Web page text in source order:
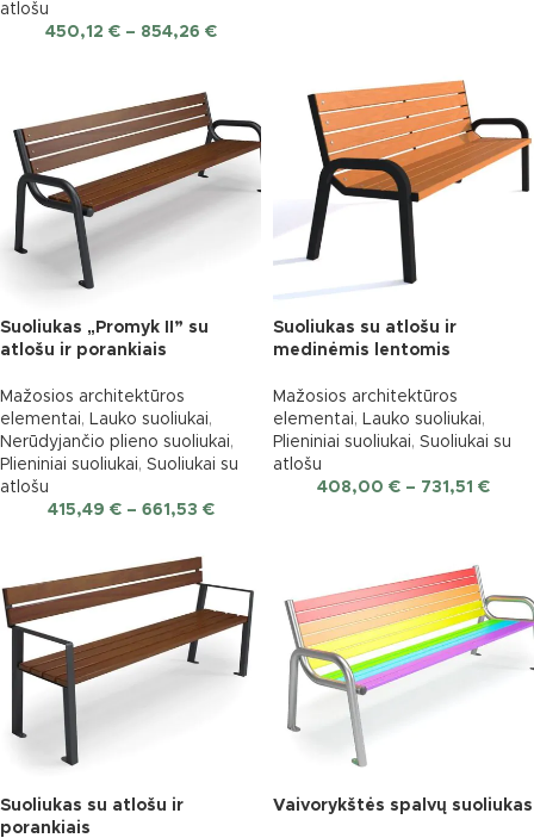
atlošu
450,12 € – 854,26 €
Suoliukas „Promyk II” su
atlošu ir porankiais
Mažosios architektūros
elementai, Lauko suoliukai,
Nerūdyjančio plieno suoliukai,
Plieniniai suoliukai, Suoliukai su
atlošu
415,49 € – 661,53 €
Suoliukas su atlošu ir
medinėmis lentomis
Mažosios architektūros
elementai, Lauko suoliukai,
Plieniniai suoliukai, Suoliukai su
atlošu
408,00 € – 731,51 €
Suoliukas su atlošu ir
porankiais
Vaivorykštės spalvų suoliukas